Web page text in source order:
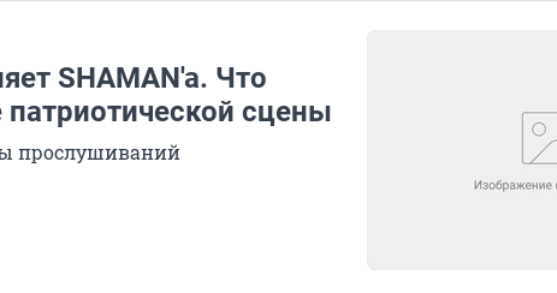
SHAMAN'a. Что
патриотической сцены
прослушиваний